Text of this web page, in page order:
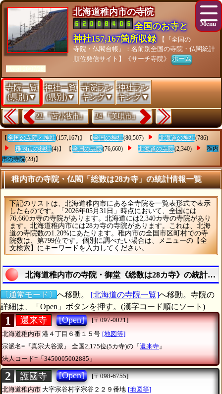
北海道稚内市の寺院
全国のお寺と
神社157,167箇所収録
【『全国の
寺院・仏閣台帳』：名前別全国の寺院・仏閣統計
順位発信サイト】《サーチ寺院》ホーム
[As of 26/07/28]
寺院一覧
(県別)▼
神社一覧
(県別)▼
寺院ラン
キング▼
神社ラン
キング▼
22.『苫小牧市』 24.『美唄市』
【 全国の寺院と神社(157,167)】 【 全国の神社(80,507) 北海道の神社(786)
稚内市の神社(4)】 【 全国の寺院(76,660) 北海道の寺院(2,340)
稚内
市の寺院(28)】
稚内市の寺院・仏閣「総数は28カ寺」の統計情報一覧
下記のリストは、北海道稚内市にある全寺院を一覧表形式で表示
したものです。「2026年05月31日」時点において、全国には
76,660カ寺の寺院があります。北海道には2,340カ寺の寺院があり
ます。北海道稚内市には28カ寺の寺院があります。これは、北海
道の寺院数の1.20%にあたります。稚内市の全国市区町村での寺
院数は、第799位です。個別に調べたい場合は、メニューの【全
文検索】にキーワードを入力してください。
北海道稚内市の寺院・御堂《総数は28カ寺》の統計調
〔通常モード〕 へ移動。 [北海道の寺院一覧]へ移動。寺院の
詳細は、「Open」ボタンを押す。(漢字コード順にソート)
1 還来寺 [Open]
[〒097-0021]
北海道稚内市 港４丁目６番１５号 [地図等]
宗派名=『真宗大谷派』
全国2,175位(5カ寺)の『還来寺 』
法人コード=「3450005002885」
2 護國寺 [Open]
[〒098-6755]
北海道稚内市 大字宗谷村字宗谷２２９番地 [地図等]